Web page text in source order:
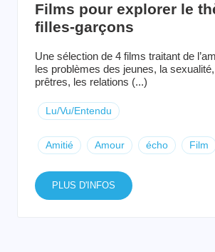
Films pour explorer le
filles-garçons
Une sélection de 4 films traitant de
les problèmes des jeunes, la
prêtres, les relations (...)
Lu/Vu/Entendu
Amitié Amour écho Film
PLUS D'INFOS